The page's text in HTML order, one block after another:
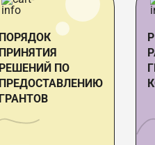
ПОРЯДОК
ПРИНЯТИЯ
РЕШЕНИЙ ПО
ПРЕДОСТАВЛЕНИЮ
ГРАНТОВ